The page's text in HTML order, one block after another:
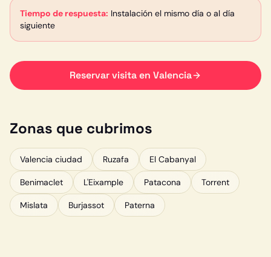
Tiempo de respuesta: Instalación el mismo día o al día
siguiente
Reservar visita en Valencia
Zonas que cubrimos
Valencia ciudad Ruzafa El Cabanyal
Benimaclet L'Eixample Patacona Torrent
Mislata Burjassot Paterna